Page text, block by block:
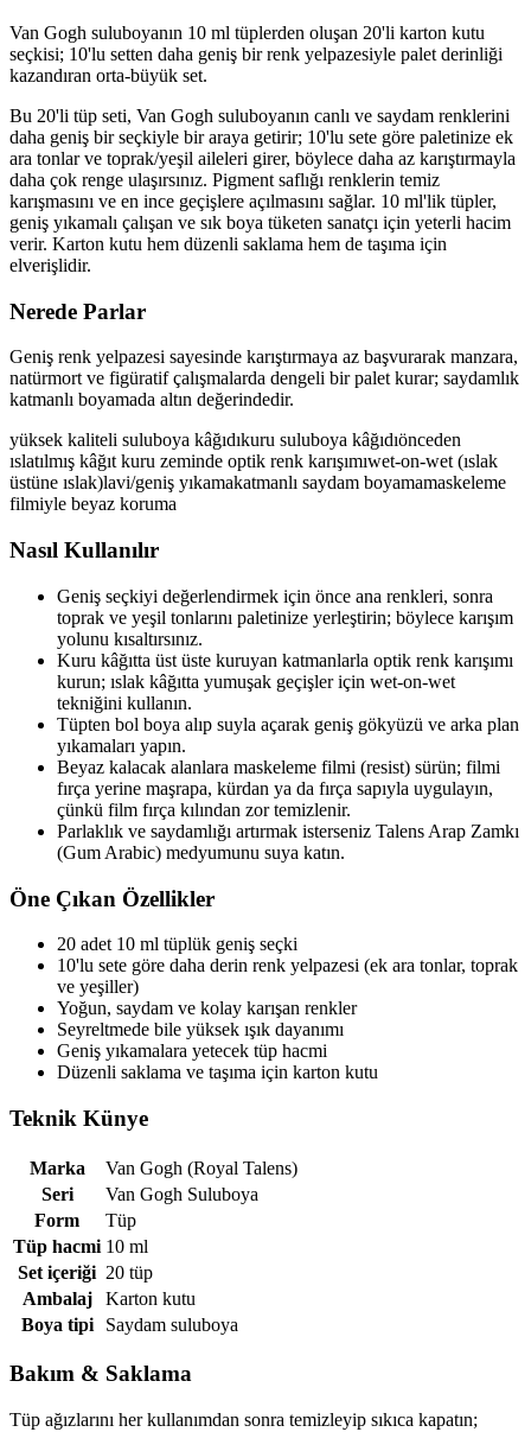
Van Gogh suluboyanın 10 ml tüplerden oluşan 20'li karton kutu
seçkisi; 10'lu setten daha geniş bir renk yelpazesiyle palet derinliği
kazandıran orta-büyük set.
Bu 20'li tüp seti, Van Gogh suluboyanın canlı ve saydam renklerini
daha geniş bir seçkiyle bir araya getirir; 10'lu sete göre paletinize ek
ara tonlar ve toprak/yeşil aileleri girer, böylece daha az karıştırmayla
daha çok renge ulaşırsınız. Pigment saflığı renklerin temiz
karışmasını ve en ince geçişlere açılmasını sağlar. 10 ml'lik tüpler,
geniş yıkamalı çalışan ve sık boya tüketen sanatçı için yeterli hacim
verir. Karton kutu hem düzenli saklama hem de taşıma için
elverişlidir.
Nerede Parlar
Geniş renk yelpazesi sayesinde karıştırmaya az başvurarak manzara,
natürmort ve figüratif çalışmalarda dengeli bir palet kurar; saydamlık
katmanlı boyamada altın değerindedir.
yüksek kaliteli suluboya kâğıdıkuru suluboya kâğıdıönceden
ıslatılmış kâğıt kuru zeminde optik renk karışımıwet-on-wet (ıslak
üstüne ıslak)lavi/geniş yıkamakatmanlı saydam boyamamaskeleme
filmiyle beyaz koruma
Nasıl Kullanılır
Geniş seçkiyi değerlendirmek için önce ana renkleri, sonra
toprak ve yeşil tonlarını paletinize yerleştirin; böylece karışım
yolunu kısaltırsınız.
Kuru kâğıtta üst üste kuruyan katmanlarla optik renk karışımı
kurun; ıslak kâğıtta yumuşak geçişler için wet-on-wet
tekniğini kullanın.
Tüpten bol boya alıp suyla açarak geniş gökyüzü ve arka plan
yıkamaları yapın.
Beyaz kalacak alanlara maskeleme filmi (resist) sürün; filmi
fırça yerine maşrapa, kürdan ya da fırça sapıyla uygulayın,
çünkü film fırça kılından zor temizlenir.
Parlaklık ve saydamlığı artırmak isterseniz Talens Arap Zamkı
(Gum Arabic) medyumunu suya katın.
Öne Çıkan Özellikler
20 adet 10 ml tüplük geniş seçki
10'lu sete göre daha derin renk yelpazesi (ek ara tonlar, toprak
ve yeşiller)
Yoğun, saydam ve kolay karışan renkler
Seyreltmede bile yüksek ışık dayanımı
Geniş yıkamalara yetecek tüp hacmi
Düzenli saklama ve taşıma için karton kutu
Teknik Künye
Marka
Van Gogh (Royal Talens)
Seri
Van Gogh Suluboya
Form
Tüp
Tüp hacmi 10 ml
Set içeriği 20 tüp
Ambalaj
Karton kutu
Boya tipi
Saydam suluboya
Bakım & Saklama
Tüp ağızlarını her kullanımdan sonra temizleyip sıkıca kapatın;